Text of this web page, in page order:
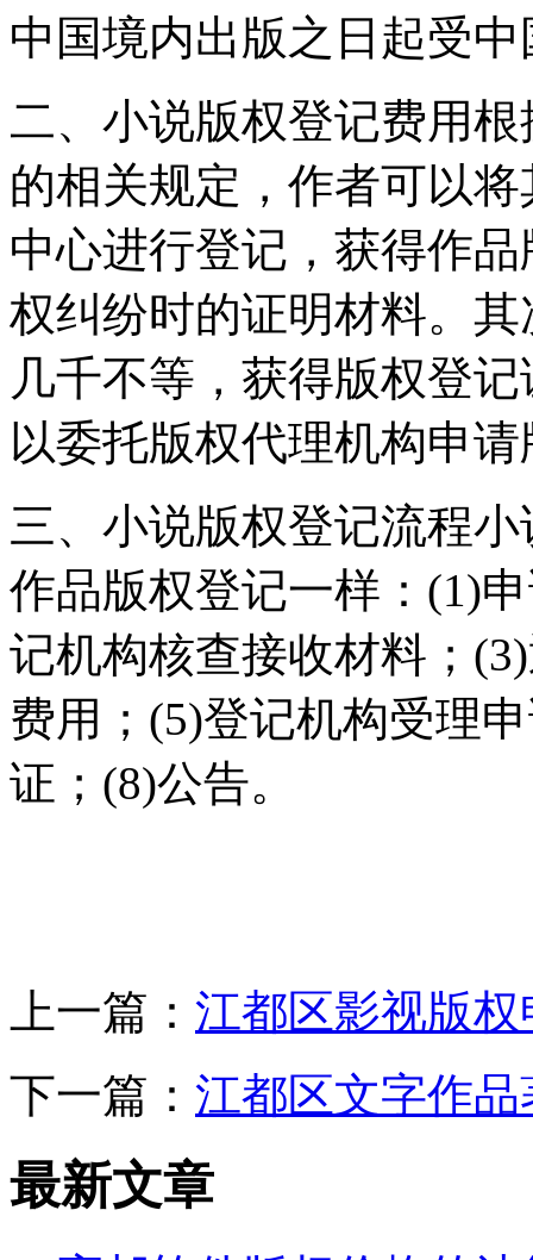
中国境内出版之日起受
二、小说版权登记费用
的相关规定，作者可以
中心进行登记，获得作
权纠纷时的证明材料。
几千不等，获得版权登
以委托版权代理机构申
三、小说版权登记流程
作品版权登记一样：(1)
记机构核查接收材料；
费用；(5)登记机构受理
证；(8)公告。
上一篇： 江都区影视版
下一篇： 江都区文字作
最新文章